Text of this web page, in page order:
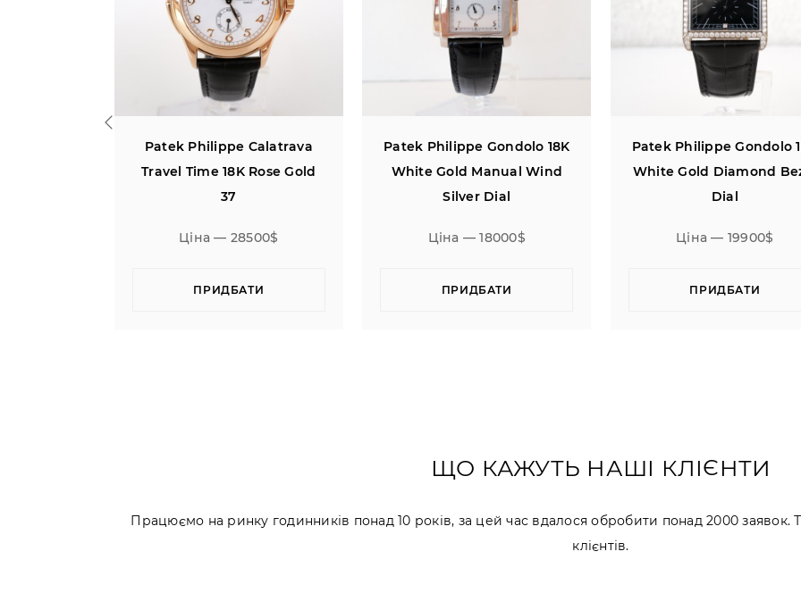
Patek Philippe Calatrava
Time 18K Rose Gold
Patek Philippe Gondolo 18K
White Gold Manual Wind
Patek Philippe Gondolo 18K
White Gold Diamond Bezel
ЩО КАЖУТЬ НАШІ КЛІЄНТИ
Працюємо на ринку годинників понад 10 років, за цей час вдалося обробити понад 2000 заявок.
клієнтів.